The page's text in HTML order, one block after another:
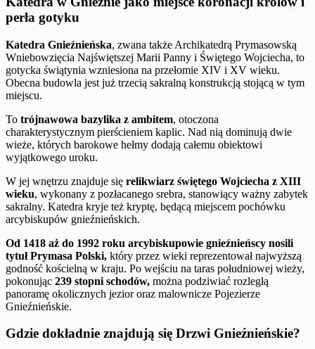
perła gotyku
Katedra Gnieźnieńska, zwana także Archikatedrą Prymasowską
Wniebowzięcia Najświętszej Marii Panny i Świętego Wojciecha, to
gotycka świątynia wzniesiona na przełomie XIV i XV wieku.
Obecna budowla jest już trzecią sakralną konstrukcją stojącą w tym
miejscu.
To trójnawowa bazylika z ambitem, otoczona
charakterystycznym pierścieniem kaplic. Nad nią dominują dwie
wieże, których barokowe hełmy dodają całemu obiektowi
wyjątkowego uroku.
W jej wnętrzu znajduje się relikwiarz świętego Wojciecha z XIII
wieku, wykonany z pozłacanego srebra, stanowiący ważny zabytek
sakralny. Katedra kryje też kryptę, będącą miejscem pochówku
arcybiskupów gnieźnieńskich.
Od 1418 aż do 1992 roku arcybiskupowie gnieźnieńscy nosili
tytuł Prymasa Polski, który przez wieki reprezentował najwyższą
godność kościelną w kraju. Po wejściu na taras południowej wieży,
pokonując 239 stopni schodów, można podziwiać rozległą
panoramę okolicznych jezior oraz malownicze Pojezierze
Gnieźnieńskie.
Gdzie dokładnie znajdują się Drzwi Gnieźnieńskie?